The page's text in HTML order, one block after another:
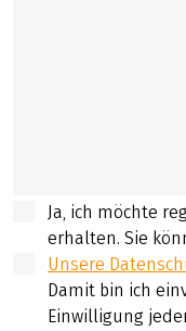
Ja, ich möchte
erhalten. Sie
Unsere
Damit bin ich
Einwilligung